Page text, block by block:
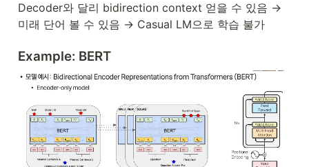
Decoder와 달리 bidirection context 얻을 수 있음 →
미래 단어 볼 수 있음 → Casual LM으로 학습 불가
Example: BERT